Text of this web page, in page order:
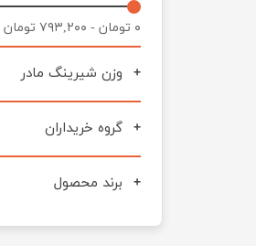
۰ تومان - ۷۹۳,۲۰۰ تومان
وزن شیرینگ مادر
گروه خریداران
برند محصول